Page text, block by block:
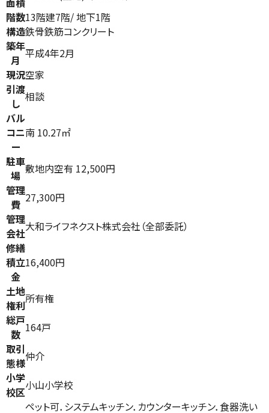
階数13階建7階/ 地下1階
構造鉄骨鉄筋コンクリート
築年
月 平成4年2月
現況空家
引渡
し 相談
バル
コニ
ー
南 10.27㎡
駐車
場 敷地内空有 12,500円
管理
費 27,300円
管理
会社大和ライフネクスト株式会社（全部委託）
修繕
積立
金
16,400円
土地
権利所有権
総戸
数 164戸
取引
態様仲介
小学
校区小山小学校
ペット可．システムキッチン．カウンターキッチン．食器洗い